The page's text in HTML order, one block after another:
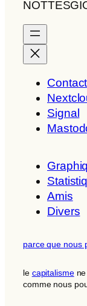
Contact
Signal
Amis
Divers
parce que nous
le capitalismene
comme nous